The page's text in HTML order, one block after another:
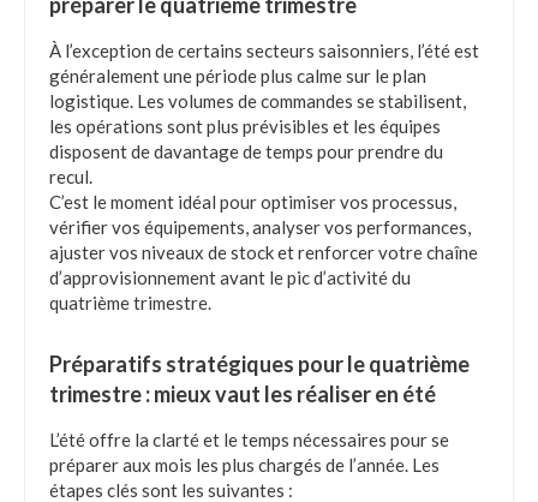
À l’exception de certains secteurs saisonniers, l’été est
généralement une période plus calme sur le plan
logistique. Les volumes de commandes se stabilisent,
les opérations sont plus prévisibles et les équipes
disposent de davantage de temps pour prendre du
recul.
C’est le moment idéal pour optimiser vos processus,
vérifier vos équipements, analyser vos performances,
ajuster vos niveaux de stock et renforcer votre chaîne
d’approvisionnement avant le pic d’activité du
quatrième trimestre.
Préparatifs stratégiques pour le quatrième
trimestre : mieux vaut les réaliser en été
L’été offre la clarté et le temps nécessaires pour se
préparer aux mois les plus chargés de l’année. Les
étapes clés sont les suivantes :